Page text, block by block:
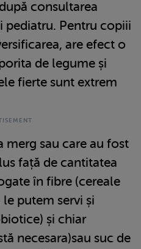
consultarea
pediatru. Pentru copiii
are efect o
de legume și
fierte sunt extrem
merg sau care au fost
față de cantitatea
în fibre (cereale
putem servi și
și chiar
necesara)sau suc de